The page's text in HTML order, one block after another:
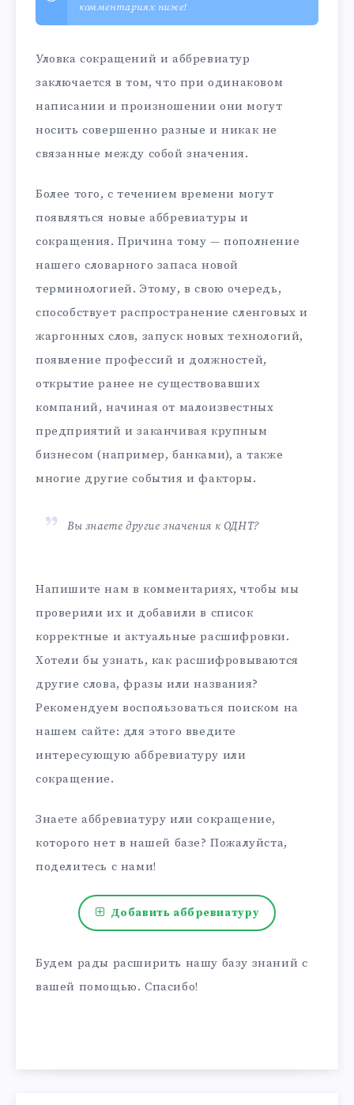
комментариях ниже!
Уловка сокращений и аббревиатур
заключается в том, что при одинаковом
написании и произношении они могут
носить совершенно разные и никак не
связанные между собой значения.
Более того, с течением времени могут
появляться новые аббревиатуры и
сокращения. Причина тому — пополнение
нашего словарного запаса новой
терминологией. Этому, в свою очередь,
способствует распространение сленговых и
жаргонных слов, запуск новых технологий,
появление профессий и должностей,
открытие ранее не существовавших
компаний, начиная от малоизвестных
предприятий и заканчивая крупным
бизнесом (например, банками), а также
многие другие события и факторы.
Вы знаете другие значения к ОДНТ?
Напишите нам в комментариях, чтобы мы
проверили их и добавили в список
корректные и актуальные расшифровки.
Хотели бы узнать, как расшифровываются
другие слова, фразы или названия?
Рекомендуем воспользоваться поиском на
нашем сайте: для этого введите
интересующую аббревиатуру или
сокращение.
Знаете аббревиатуру или сокращение,
которого нет в нашей базе? Пожалуйста,
поделитесь с нами!
Добавить аббревиатуру
Будем рады расширить нашу базу знаний с
вашей помощью. Спасибо!